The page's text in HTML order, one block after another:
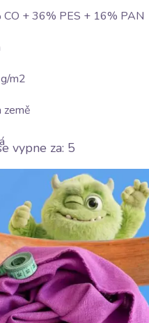
+ 36% PES + 16% PAN
m2
země
středním stupni (150°C)
sušit na nízkém stupni (do
chemicky
vypne za: 4